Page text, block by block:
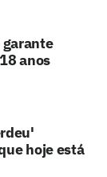
garante
anos
hoje está